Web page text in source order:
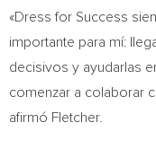
«Dress for Success
importante para mí:
decisivos y ayudarlas
comenzar a colaborar
afirmó Fletcher.